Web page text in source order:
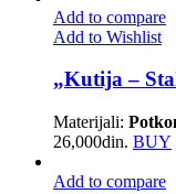
Add to compare
Add to Wishlist
„Kutija –
Materijali:
26,000din. BUY
Add to compare